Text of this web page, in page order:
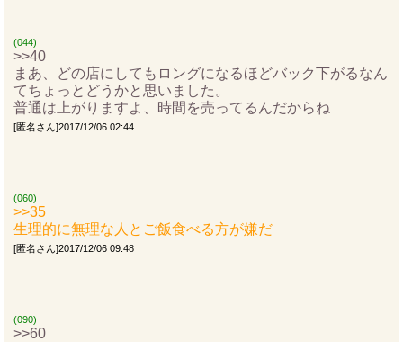
(044)
>>40
まあ、どの店にしてもロングになるほどバック下がるなん
てちょっとどうかと思いました。
普通は上がりますよ、時間を売ってるんだからね
[匿名さん]2017/12/06 02:44
(060)
>>35
生理的に無理な人とご飯食べる方が嫌だ
[匿名さん]2017/12/06 09:48
(090)
>>60